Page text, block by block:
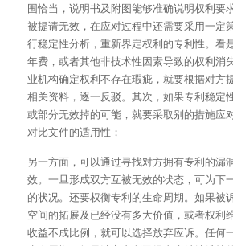
围恰当，说明书及附图能够准确说明权利要
被提请无效，在应对过程中还需要采用一定
行稳定性分析，重新界定权利的专利性。看
年费，或者其他非技术性因素导致的权利消
业机构确定权利不存在瑕疵，就要根据对方
相关资料，逐一反驳。其次，如果专利稳定
或部分无效掉的可能，就要采取别的措施应
对比文件的适用性；
另一方面，可以通过寻找对方拥有专利的漏
效。一旦形成双方互被无效的状态，可为下
的状况。还要权衡专利的生命周期。如果被
空间的拓展及已经没有多大价值，或者权利
收益不成比例，就可以选择放弃应诉。任何